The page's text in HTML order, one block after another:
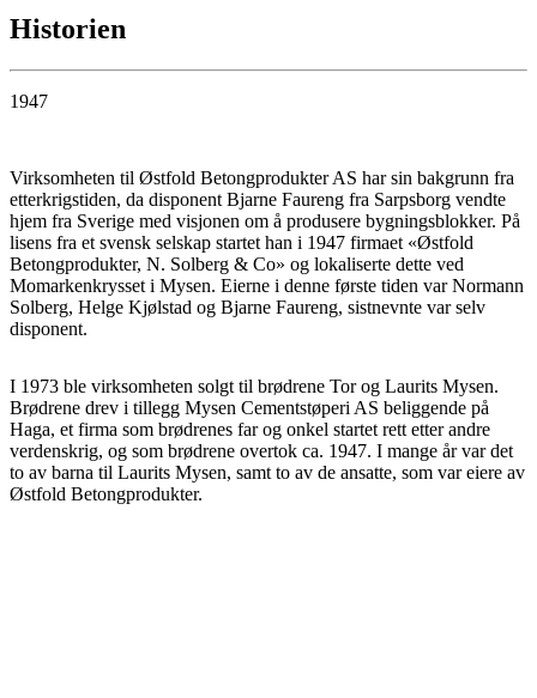
Historien
1947
Virksomheten til Østfold Betongprodukter AS har sin bakgrunn fra
etterkrigstiden, da disponent Bjarne Faureng fra Sarpsborg vendte
hjem fra Sverige med visjonen om å produsere bygningsblokker. På
lisens fra et svensk selskap startet han i 1947 firmaet «Østfold
Betongprodukter, N. Solberg & Co» og lokaliserte dette ved
Momarkenkrysset i Mysen. Eierne i denne første tiden var Normann
Solberg, Helge Kjølstad og Bjarne Faureng, sistnevnte var selv
disponent.
I 1973 ble virksomheten solgt til brødrene Tor og Laurits Mysen.
Brødrene drev i tillegg Mysen Cementstøperi AS beliggende på
Haga, et firma som brødrenes far og onkel startet rett etter andre
verdenskrig, og som brødrene overtok ca. 1947. I mange år var det
to av barna til Laurits Mysen, samt to av de ansatte, som var eiere av
Østfold Betongprodukter.